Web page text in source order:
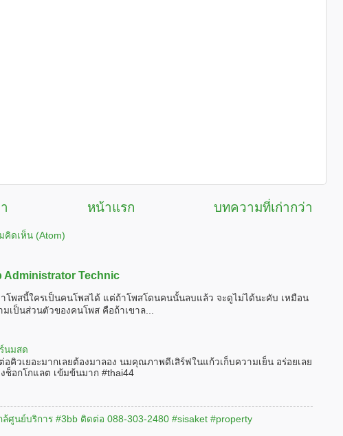
บทความที่เก่ากว่า
หน้าแรก
คิดเห็น (Atom)
Administrator Technic
โพสนี้ใครเป็นคนโพสได้ แต่ถ้าโพสโดนคนนั้นลบแล้ว จะดูไม่ได้นะคับ เหมือน
เป็นส่วนตัวของคนโพส คือถ้าเขาล...
นมสด
อคิวเยอะมากเลยต้องมาลอง นมคุณภาพดีเสิร์ฟในแก้วเก็บความเย็น อร่อยเลย
ช็อกโกแลต เข้มข้นมาก #thai44
ศูนย์บริการ #3bb ติดต่อ 088-303-2480 #sisaket #property